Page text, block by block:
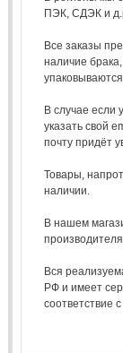
ПЭК, СДЭК и
Все заказы
наличие
В случае если
указать свой
почту придёт
Товары,
наличии.
В нашем
Вся
РФ и имеет
соответствие